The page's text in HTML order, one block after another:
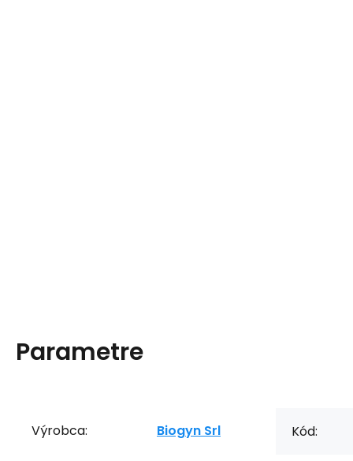
Parametre
Výrobca: Biogyn Srl Kód: